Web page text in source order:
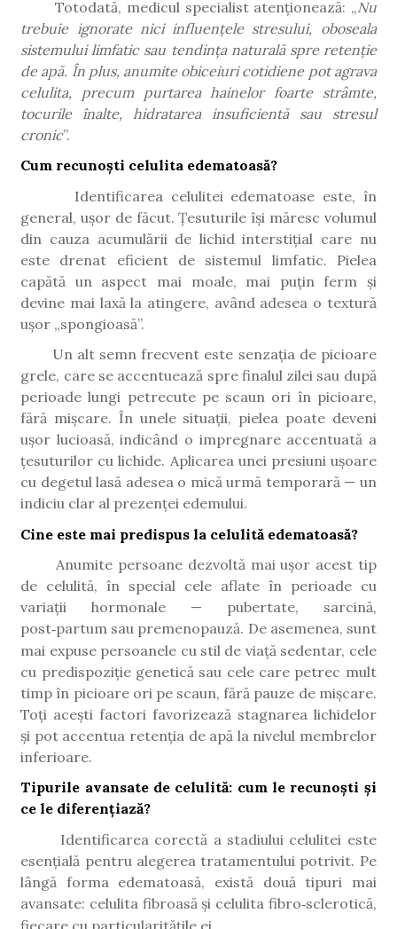
Totodată, medicul specialist atenționează: „Nu
trebuie ignorate nici influențele stresului, oboseala
sistemului limfatic sau tendința naturală spre retenție
de apă. În plus, anumite obiceiuri cotidiene pot agrava
celulita, precum purtarea hainelor foarte strâmte,
tocurile înalte, hidratarea insuficientă sau stresul
cronic”.
Cum recunoști celulita edematoasă?
Identificarea celulitei edematoase este, în
general, ușor de făcut. Țesuturile își măresc volumul
din cauza acumulării de lichid interstițial care nu
este drenat eficient de sistemul limfatic. Pielea
capătă un aspect mai moale, mai puțin ferm și
devine mai laxă la atingere, având adesea o textură
ușor „spongioasă”.
Un alt semn frecvent este senzația de picioare
grele, care se accentuează spre finalul zilei sau după
perioade lungi petrecute pe scaun ori în picioare,
fără mișcare. În unele situații, pielea poate deveni
ușor lucioasă, indicând o impregnare accentuată a
țesuturilor cu lichide. Aplicarea unei presiuni ușoare
cu degetul lasă adesea o mică urmă temporară — un
indiciu clar al prezenței edemului.
Cine este mai predispus la celulită edematoasă?
Anumite persoane dezvoltă mai ușor acest tip
de celulită, în special cele aflate în perioade cu
variații hormonale — pubertate, sarcină,
post‑partum sau premenopauză. De asemenea, sunt
mai expuse persoanele cu stil de viață sedentar, cele
cu predispoziție genetică sau cele care petrec mult
timpîn picioare ori pe scaun, fără pauze de mișcare.
Toți acești factori favorizează stagnarea lichidelor
și pot accentua retenția de apă la nivelul membrelor
inferioare.
Tipurile avansate de celulită: cum le recunoști și
ce le diferențiază?
Identificarea corectă a stadiului celulitei este
esențială pentru alegerea tratamentului potrivit. Pe
lângă forma edematoasă, există două tipuri mai
avansate: celulita fibroasă și celulita fibro‑sclerotică,
fiecare cu particularitățile ei.